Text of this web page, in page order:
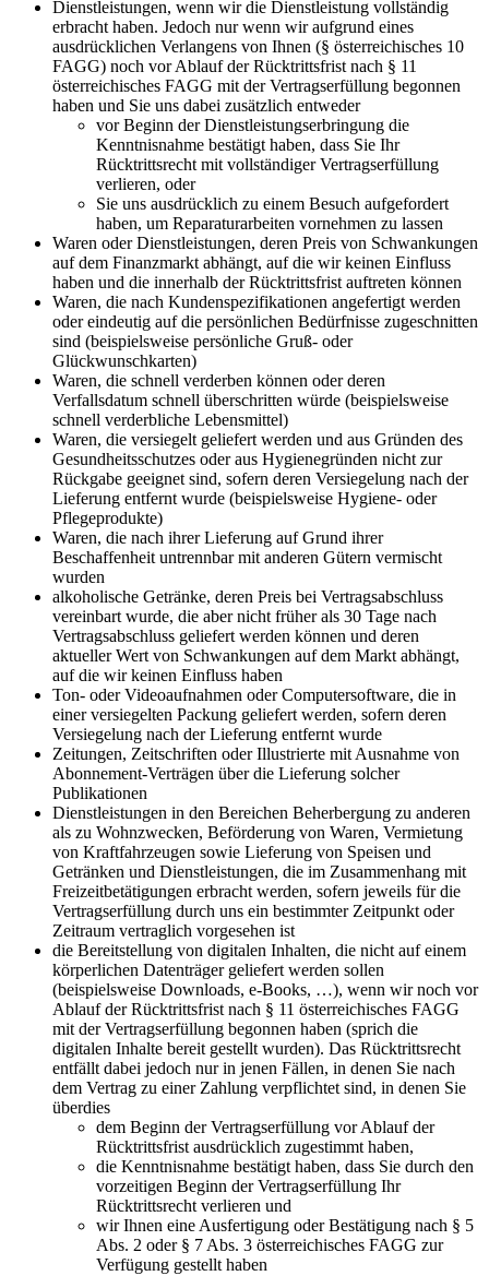
Dienstleistungen, wenn wir die Dienstleistung vollständig
erbracht haben. Jedoch nur wenn wir aufgrund eines
ausdrücklichen Verlangens von Ihnen (§ österreichisches 10
FAGG) noch vor Ablauf der Rücktrittsfrist nach § 11
österreichisches FAGG mit der Vertragserfüllung begonnen
haben und Sie uns dabei zusätzlich entweder
vor Beginn der Dienstleistungserbringung die
Kenntnisnahme bestätigt haben, dass Sie Ihr
Rücktrittsrecht mit vollständiger Vertragserfüllung
verlieren, oder
Sie uns ausdrücklich zu einem Besuch aufgefordert
haben, um Reparaturarbeiten vornehmen zu lassen
Waren oder Dienstleistungen, deren Preis von Schwankungen
auf dem Finanzmarkt abhängt, auf die wir keinen Einfluss
haben und die innerhalb der Rücktrittsfrist auftreten können
Waren, die nach Kundenspezifikationen angefertigt werden
oder eindeutig auf die persönlichen Bedürfnisse zugeschnitten
sind (beispielsweise persönliche Gruß- oder
Glückwunschkarten)
Waren, die schnell verderben können oder deren
Verfallsdatum schnell überschritten würde (beispielsweise
schnell verderbliche Lebensmittel)
Waren, die versiegelt geliefert werden und aus Gründen des
Gesundheitsschutzes oder aus Hygienegründen nicht zur
Rückgabe geeignet sind, sofern deren Versiegelung nach der
Lieferung entfernt wurde (beispielsweise Hygiene- oder
Pflegeprodukte)
Waren, die nach ihrer Lieferung auf Grund ihrer
Beschaffenheit untrennbar mit anderen Gütern vermischt
wurden
alkoholische Getränke, deren Preis bei Vertragsabschluss
vereinbart wurde, die aber nicht früher als 30 Tage nach
Vertragsabschluss geliefert werden können und deren
aktueller Wert von Schwankungen auf dem Markt abhängt,
auf die wir keinen Einfluss haben
Ton- oder Videoaufnahmen oder Computersoftware, die in
einer versiegelten Packung geliefert werden, sofern deren
Versiegelung nach der Lieferung entfernt wurde
Zeitungen, Zeitschriften oder Illustrierte mit Ausnahme von
Abonnement-Verträgen über die Lieferung solcher
Publikationen
Dienstleistungen in den Bereichen Beherbergung zu anderen
als zu Wohnzwecken, Beförderung von Waren, Vermietung
von Kraftfahrzeugen sowie Lieferung von Speisen und
Getränken und Dienstleistungen, die im Zusammenhang mit
Freizeitbetätigungen erbracht werden, sofern jeweils für die
Vertragserfüllung durch uns ein bestimmter Zeitpunkt oder
Zeitraum vertraglich vorgesehen ist
die Bereitstellung von digitalen Inhalten, die nicht auf einem
körperlichen Datenträger geliefert werden sollen
(beispielsweise Downloads, e-Books, …), wenn wir noch vor
Ablauf der Rücktrittsfrist nach § 11 österreichisches FAGG
mit der Vertragserfüllung begonnen haben (sprich die
digitalen Inhalte bereit gestellt wurden). Das Rücktrittsrecht
entfällt dabei jedoch nur in jenen Fällen, in denen Sie nach
dem Vertrag zu einer Zahlung verpflichtet sind, in denen Sie
überdies
dem Beginn der Vertragserfüllung vor Ablauf der
Rücktrittsfrist ausdrücklich zugestimmt haben,
die Kenntnisnahme bestätigt haben, dass Sie durch den
vorzeitigen Beginn der Vertragserfüllung Ihr
Rücktrittsrecht verlieren und
wir Ihnen eine Ausfertigung oder Bestätigung nach § 5
Abs. 2 oder § 7 Abs. 3 österreichisches FAGG zur
Verfügung gestellt haben